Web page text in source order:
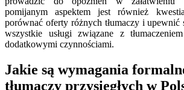
pomijanym aspektem jest również
porównać oferty różnych tłumaczy i upewnić
wszystkie usługi związane z
dodatkowymi czynnościami.
Jakie są wymagania
tłumaczy przysięgłych w